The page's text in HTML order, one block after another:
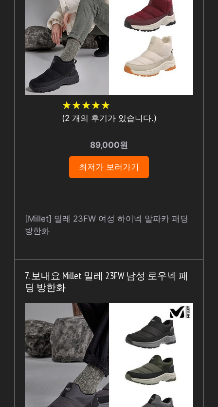
★★★★★
★★★★★
(2 개의 후기가 있습니다.)
89,000원
최저가 보러가기
[Millet] 밀레 23FW 여성 하이넥 알파카 패딩
방한화
7. 보내요 Millet 밀레 23FW 남성 로우넥 패
딩 방한화